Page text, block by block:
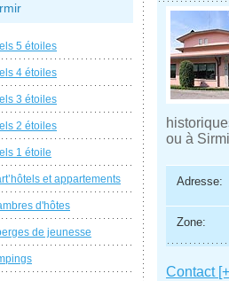
ou à
Adresse:
Zone:
Contact
5 étoiles
4 étoiles
3 étoiles
2 étoiles
1 étoile
et appartements
d'hôtes
de jeunesse